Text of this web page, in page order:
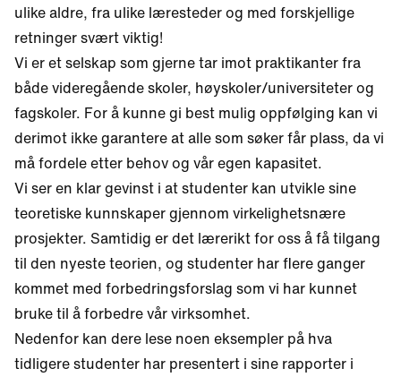
ulike aldre, fra ulike læresteder og med forskjellige
retninger svært viktig!
Vi er et selskap som gjerne tar imot praktikanter fra
både videregående skoler, høyskoler/universiteter og
fagskoler. For å kunne gi best mulig oppfølging kan vi
derimot ikke garantere at alle som søker får plass, da vi
må fordele etter behov og vår egen kapasitet.
Vi ser en klar gevinst i at studenter kan utvikle sine
teoretiske kunnskaper gjennom virkelighetsnære
prosjekter. Samtidig er det lærerikt for oss å få tilgang
til den nyeste teorien, og studenter har flere ganger
kommet med forbedringsforslag som vi har kunnet
bruke til å forbedre vår virksomhet.
Nedenfor kan dere lese noen eksempler på hva
tidligere studenter har presentert i sine rapporter i